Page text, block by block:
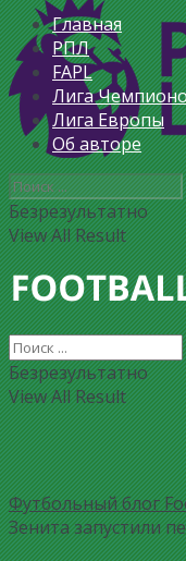
Главная
РПЛ
FAPL
Лига
Лига Европы
Об авторе
Безрезультатно
View All Result
Безрезультатно
View All Result
Футбольный блог
Зенита запустили